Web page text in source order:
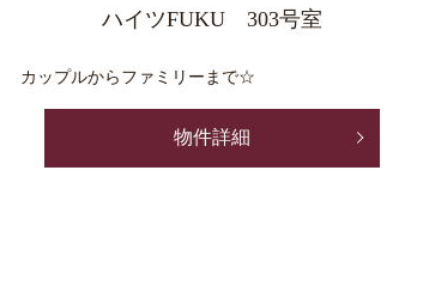
ハイツFUKU 303号室
カップルからファミリーまで☆
物件詳細